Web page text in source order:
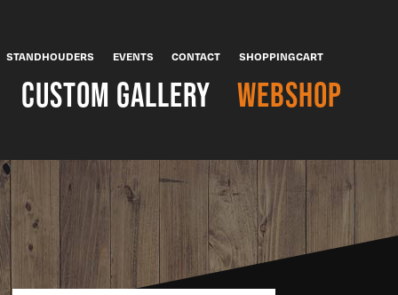
CUSTOM GALLERY WEBSHOP
STANDHOUDERS EVENTS CONTACT SHOPPINGCART